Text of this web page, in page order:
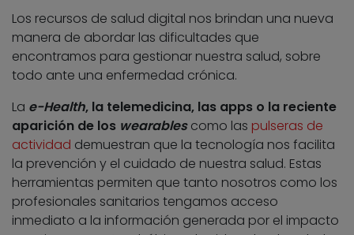
Los recursos de salud digital nos brindan una nueva
manera de abordar las dificultades que
encontramos para gestionar nuestra salud, sobre
todo ante una enfermedad crónica.
La e-Health, la telemedicina, las apps o la reciente
aparición de los wearablescomo las pulseras de
actividad demuestran que la tecnología nos facilita
la prevención y el cuidado de nuestra salud. Estas
herramientas permiten que tanto nosotros como los
profesionales sanitarios tengamos acceso
inmediato a la información generada por el impacto